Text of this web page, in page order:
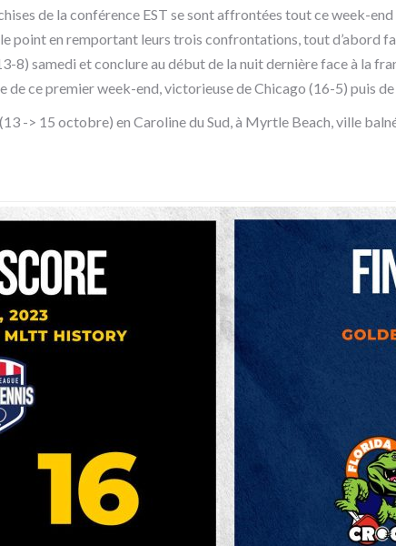
de la conférence EST se sont affrontées tout ce week-
point en remportant leurs trois confrontations, tout d’abord
8) samedi et conclure au début de la nuit dernière face à la
de ce premier week-end, victorieuse de Chicago (16-5) puis
-> 15 octobre) en Caroline du Sud, à Myrtle Beach, ville